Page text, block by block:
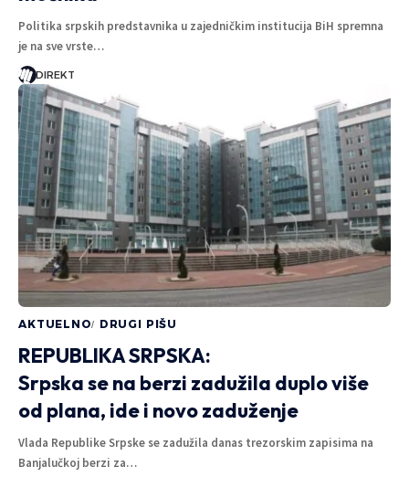
Politika srpskih predstavnika u zajedničkim institucija BiH spremna
je na sve vrste…
DIREKT
AKTUELNO DRUGI PIŠU
REPUBLIKA SRPSKA:
Srpska se na berzi zadužila duplo više
od plana, ide i novo zaduženje
Vlada Republike Srpske se zadužila danas trezorskim zapisima na
Banjalučkoj berzi za…